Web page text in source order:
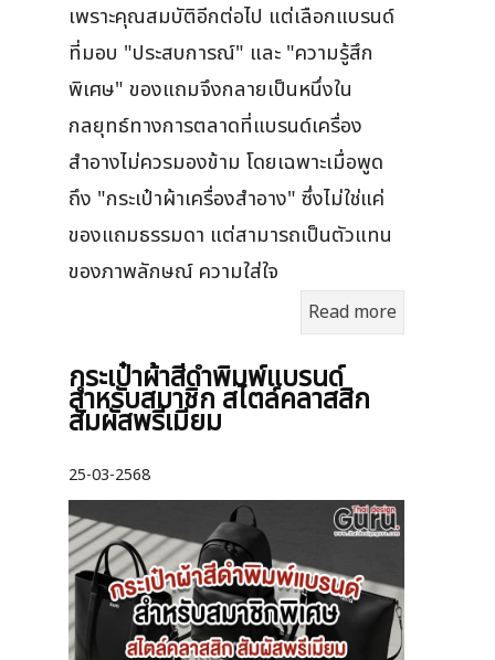
เพราะคุณสมบัติอีกต่อไป แต่เลือกแบรนด์
ที่มอบ "ประสบการณ์" และ "ความรู้สึก
พิเศษ" ของแถมจึงกลายเป็นหนึ่งใน
กลยุทธ์ทางการตลาดที่แบรนด์เครื่อง
สำอางไม่ควรมองข้าม โดยเฉพาะเมื่อพูด
ถึง "กระเป๋าผ้าเครื่องสำอาง" ซึ่งไม่ใช่แค่
ของแถมธรรมดา แต่สามารถเป็นตัวแทน
ของภาพลักษณ์ ความใส่ใจ
Read more
กระเป๋าผ้าสีดำพิมพ์แบรนด์
สำหรับสมาชิก สไตล์คลาสสิก
สัมผัสพรีเมียม
25-03-2568